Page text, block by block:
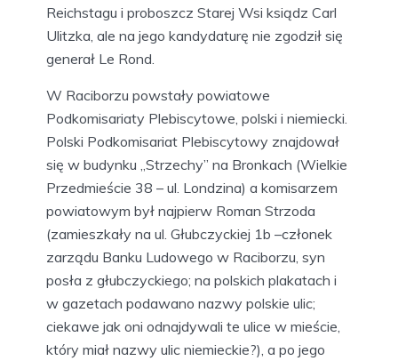
Reichstagu i proboszcz Starej Wsi ksiądz Carl
Ulitzka, ale na jego kandydaturę nie zgodził się
generał Le Rond.
W Raciborzu powstały powiatowe
Podkomisariaty Plebiscytowe, polski i niemiecki.
Polski Podkomisariat Plebiscytowy znajdował
się w budynku „Strzechy” na Bronkach (Wielkie
Przedmieście 38 – ul. Londzina) a komisarzem
powiatowym był najpierw Roman Strzoda
(zamieszkały na ul. Głubczyckiej 1b –członek
zarządu Banku Ludowego w Raciborzu, syn
posła z głubczyckiego; na polskich plakatach i
w gazetach podawano nazwy polskie ulic;
ciekawe jak oni odnajdywali te ulice w mieście,
który miał nazwy ulic niemieckie?), a po jego